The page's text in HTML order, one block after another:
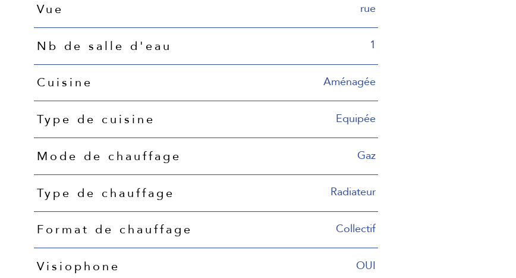
Vue rue
Nb de salle d'eau 1
Cuisine Aménagée
Type de cuisine Equipée
Mode de chauffage Gaz
Type de chauffage Radiateur
Format de chauffage Collectif
Visiophone OUI